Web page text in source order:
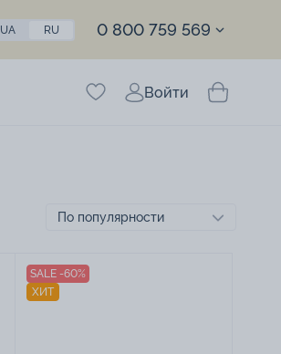
UA RU 0 800 759 569
Войти
SALE -60%
ХИТ